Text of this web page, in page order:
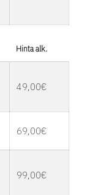
Hinta alk.
49,00€
69,00€
99,00€